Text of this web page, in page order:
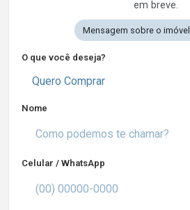
em breve.
Mensagem sobre o imóvel
O que você deseja?
Quero Comprar
Nome
Celular / WhatsApp